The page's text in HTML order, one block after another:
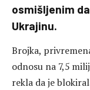
osmišljenim
Ukrajinu.
Brojka,
odnosu na 7,5
rekla da je